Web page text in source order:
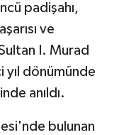
padişahı,
ve
I. Murad
yıl dönümünde
anıldı.
bulunan